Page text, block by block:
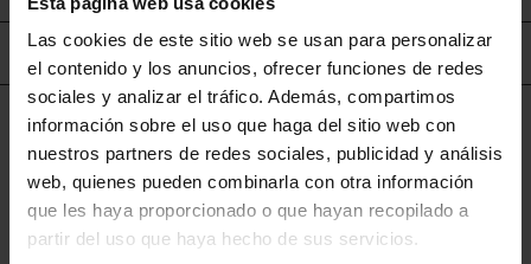
Las cookies de este sitio web se usan para personalizar
el contenido y los anuncios, ofrecer funciones de redes
sociales y analizar el tráfico. Además, compartimos
información sobre el uso que haga del sitio web con
nuestros partners de redes sociales, publicidad y análisis
web, quienes pueden combinarla con otra información
que les haya proporcionado o que hayan recopilado a
partir del uso que haya hecho de sus servicios.
Contenido relacionado